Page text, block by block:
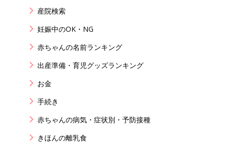
産院検索
妊娠中のOK・NG
赤ちゃんの名前ランキング
出産準備・育児グッズランキング
お金
手続き
赤ちゃんの病気・症状別・予防接種
きほんの離乳食